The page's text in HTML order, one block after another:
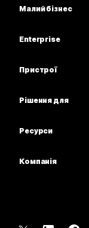
Малий бізнес
Enterprise
Пристрої
Рішення для
Ресурси
Компанія